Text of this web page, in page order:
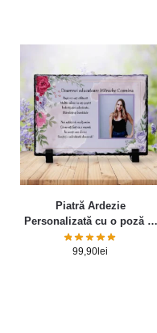
Piatră Ardezie
Personalizată cu o poză și
mesaj pentru doamna
educatoare
99,90 lei